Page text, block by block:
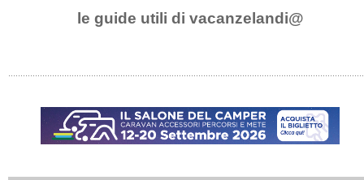
le guide utili di vacanzelandi@